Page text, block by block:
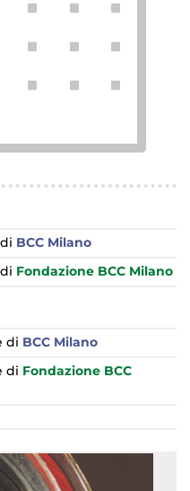
BCC Milano
Fondazione BCC Milano
di BCC Milano
di Fondazione BCC